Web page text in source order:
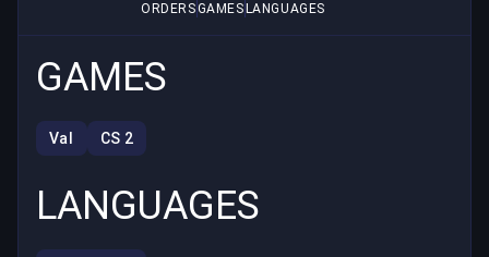
ORDERSGAMES LANGUAGES
GAMES
Val CS 2
LANGUAGES